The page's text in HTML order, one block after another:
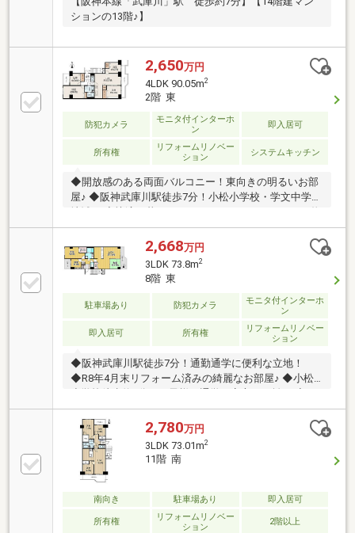
ションの13階♪】
2,650万円
4LDK 90.05m2
2階 東
防犯カメラ
モニタ付インターホ
ン
即入居可
所有権
リフォームリノベー
ション
システムキッチン
◆開放感のある両面バルコニー！東向きの明るいお部
屋♪ ◆阪神武庫川駅徒歩7分！小松小学校・学文中学校
件！ ◆部屋数豊富な4LDK！全室収納も完備です
2,668万円
3LDK 73.8m2
8階 東
駐車場あり 防犯カメラ
モニタ付インターホ
ン
即入居可 所有権
リフォームリノベー
ション
◆阪神武庫川駅徒歩7分！通勤通学に便利な立地！
◆R8年4月末リフォーム済みの綺麗なお部屋♪ ◆小松
小学校徒歩約5分でお子様の通学も安心の距離！ ◆バ
ルコニーから公園を望み、四季折々の眺望が楽しめま
す
2,780万円
3LDK 73.01m2
11階 南
南向き 駐車場あり 即入居可
所有権
リフォームリノベー
ション
2階以上